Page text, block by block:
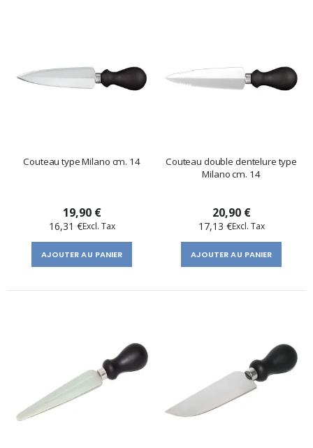
Couteau type Milano cm. 14
19,90 €
16,31 €
AJOUTER AU PANIER
Couteau double dentelure type
Milano cm. 14
20,90 €
17,13 €
AJOUTER AU PANIER